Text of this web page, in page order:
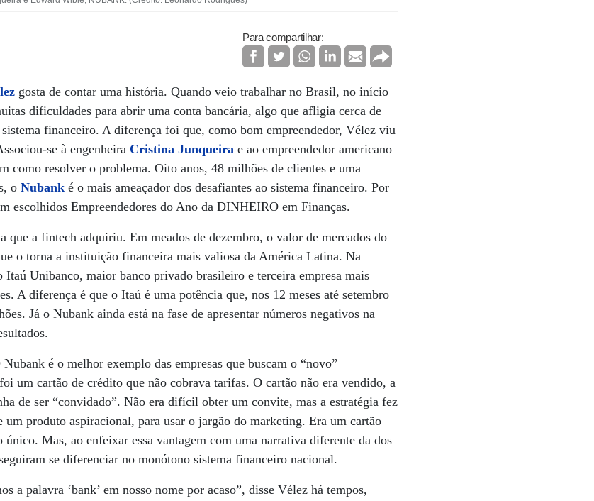
Para compartilhar:
gosta de contar uma história. Quando veio trabalhar no Brasil, no início
dificuldades para abrir uma conta bancária, algo que afligia cerca de
financeiro. A diferença foi que, como bom empreendedor, Vélez viu
se à engenheiraCristina Junqueira e ao empreendedor americano
como resolver o problema. Oito anos, 48 milhões de clientes e uma
oNubanké o mais ameaçador dos desafiantes ao sistema financeiro. Por
escolhidos Empreendedores do Ano da DINHEIRO em Finanças.
que a fintech adquiriu. Em meados de dezembro, o valor de mercados do
o torna a instituição financeira mais valiosa da América Latina. Na
Itaú Unibanco, maior banco privado brasileiro e terceira empresa mais
A diferença é que o Itaú é uma potência que, nos 12 meses até setembro
Já o Nubank ainda está na fase de apresentar números negativos na
é o melhor exemplo das empresas que buscam o “novo”
um cartão de crédito que não cobrava tarifas. O cartão não era vendido, a
de ser “convidado”. Não era difícil obter um convite, mas a estratégia fez
um produto aspiracional, para usar o jargão do marketing. Era um cartão
único. Mas, ao enfeixar essa vantagem com uma narrativa diferente da dos
se diferenciar no monótono sistema financeiro nacional.
a palavra ‘bank’ em nosso nome por acaso”, disse Vélez há tempos,